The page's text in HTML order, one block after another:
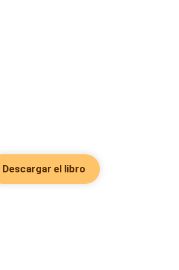
Descargar el libro